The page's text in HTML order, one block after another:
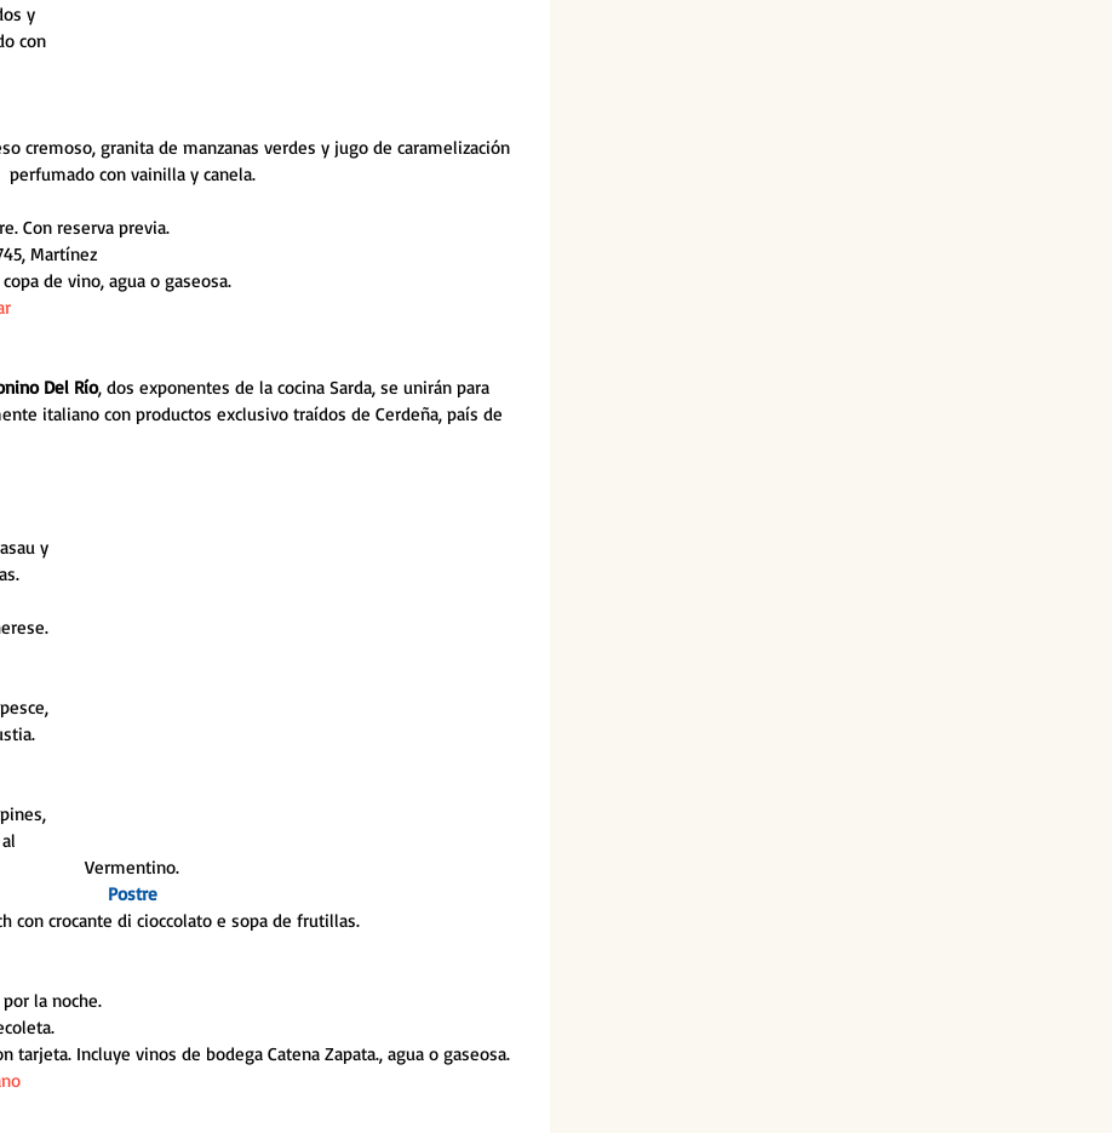
y
con
cremoso, granita de manzanas verdes y jugo de caramelización
perfumado con vainilla y canela.
Con reserva previa.
Martínez
de vino, agua o gaseosa.
Del Río, dos exponentes de la cocina Sarda, se unirán para
italiano con productos exclusivo traídos de Cerdeña, país de
y
Vermentino.
Postre
con crocante di cioccolato e sopa de frutillas.
la noche.
tarjeta. Incluye vinos de bodega Catena Zapata., agua o gaseosa.